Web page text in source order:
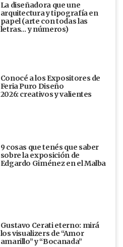
La diseñadora que une
arquitectura y tipografía en
papel (arte con todas las
letras… y números)
Conocé a los Expositores de
Feria Puro Diseño
2026: creativos y valientes
9 cosas que tenés que saber
sobre la exposición de
Edgardo Giménez en el Malba
Gustavo Cerati eterno: mirá
los visualizers de “Amor
amarillo” y “Bocanada”